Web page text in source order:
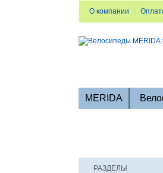
О компании
MERIDA
РАЗДЕЛЫ